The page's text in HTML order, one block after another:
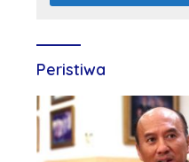
Peristiwa